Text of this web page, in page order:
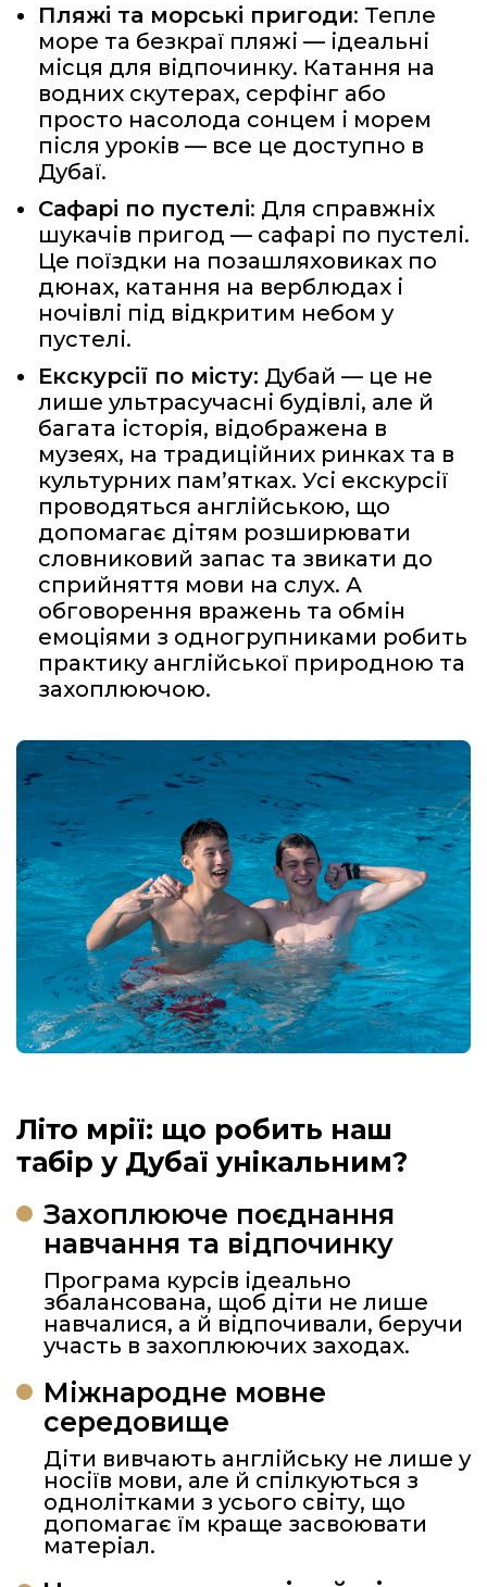
Пляжі та морські пригоди: Тепле
море та безкраї пляжі — ідеальні
місця для відпочинку. Катання на
водних скутерах, серфінг або
просто насолода сонцем і морем
після уроків — все це доступно в
Дубаї.
Сафарі по пустелі: Для справжніх
шукачів пригод — сафарі по пустелі.
Це поїздки на позашляховиках по
дюнах, катання на верблюдах і
ночівлі під відкритим небом у
пустелі.
Екскурсії по місту: Дубай — це не
лише ультрасучасні будівлі, але й
багата історія, відображена в
музеях, на традиційних ринках та в
культурних пам’ятках. Усі екскурсії
проводяться англійською, що
допомагає дітям розширювати
словниковий запас та звикати до
сприйняття мови на слух. А
обговорення вражень та обмін
емоціями з одногрупниками робить
практику англійської природною та
захоплюючою.
Літо мрії: що робить наш
табір у Дубаї унікальним?
Захоплююче поєднання
навчання та відпочинку
Програма курсів ідеально
збалансована, щоб діти не лише
навчалися, а й відпочивали, беручи
участь в захоплюючих заходах.
Міжнародне мовне
середовище
Діти вивчають англійську не лише у
носіїв мови, але й спілкуються з
однолітками з усього світу, що
допомагає їм краще засвоювати
матеріал.